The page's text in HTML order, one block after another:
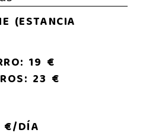
(ESTANCIA
19 €
23 €
€/DÍA